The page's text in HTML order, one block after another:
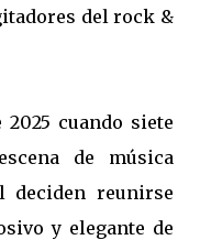
del rock &
cuando siete
de música
reunirse
y elegante de